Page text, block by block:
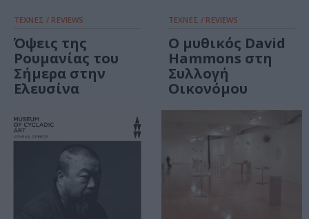
ΤΕΧΝΕΣ / REVIEWS
Όψεις της
Ρουμανίας του
Σήμερα στην
Ελευσίνα
ΤΕΧΝΕΣ / REVIEWS
Ο μυθικός David
Hammons στη
Συλλογή
Οικονόμου